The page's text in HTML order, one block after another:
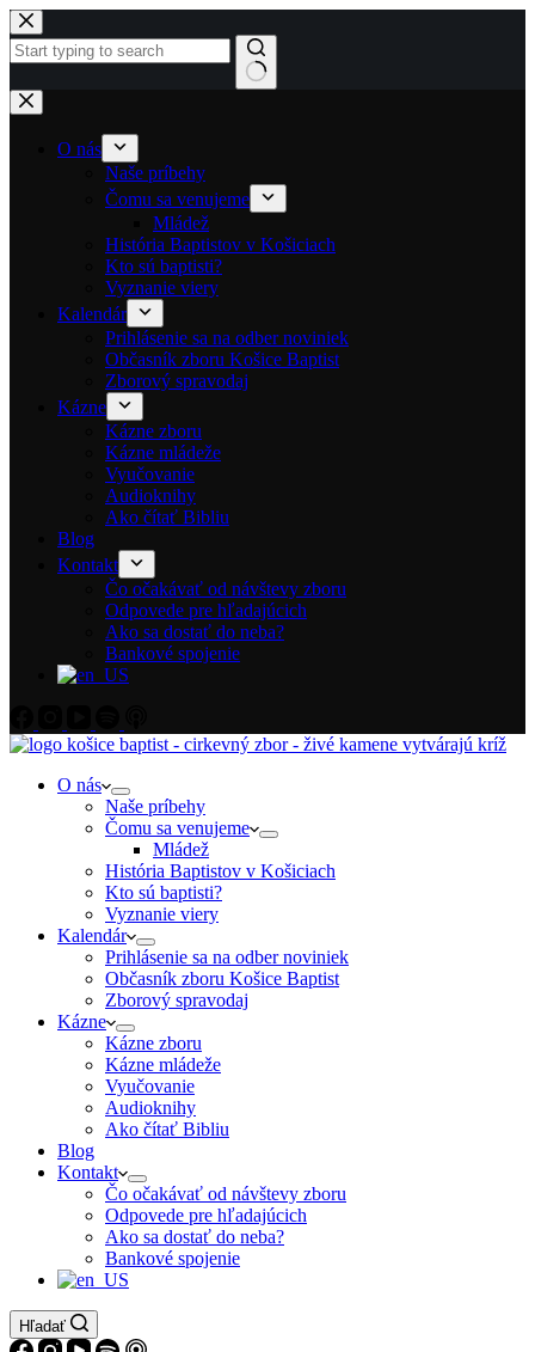
Skip to content
No results
O nás
Naše príbehy
Čomu sa venujeme
Mládež
História Baptistov v Košiciach
Kto sú baptisti?
Vyznanie viery
Kalendár
Prihlásenie sa na odber noviniek
Občasník zboru Košice Baptist
Zborový spravodaj
Kázne
Kázne zboru
Kázne mládeže
Vyučovanie
Audioknihy
Ako čítať Bibliu
Blog
Kontakt
Čo očakávať od návštevy zboru
Odpovede pre hľadajúcich
Ako sa dostať do neba?
Bankové spojenie
O nás
Naše príbehy
Čomu sa venujeme
Mládež
História Baptistov v Košiciach
Kto sú baptisti?
Vyznanie viery
Kalendár
Prihlásenie sa na odber noviniek
Občasník zboru Košice Baptist
Zborový spravodaj
Kázne
Kázne zboru
Kázne mládeže
Vyučovanie
Audioknihy
Ako čítať Bibliu
Blog
Kontakt
Čo očakávať od návštevy zboru
Odpovede pre hľadajúcich
Ako sa dostať do neba?
Bankové spojenie
Hľadať